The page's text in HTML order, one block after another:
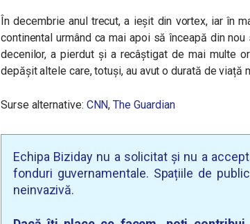
În decembrie anul trecut, a ieșit din vortex, iar în
continental urmând ca mai apoi să înceapă din
decenilor, a pierdut și a recâștigat de mai multe
depășit altele care, totuși, au avut o durată de viață
Surse alternative: CNN,The Guardian
Echipa Biziday nu a solicitat și nu a
fonduri guvernamentale. Spațiile de
neinvazivă.